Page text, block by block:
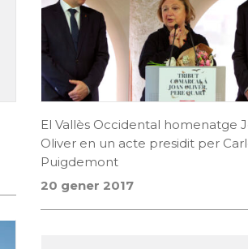
El Vallès Occidental homenatge
Oliver en un acte presidit per
Puigdemont
20 gener 2017